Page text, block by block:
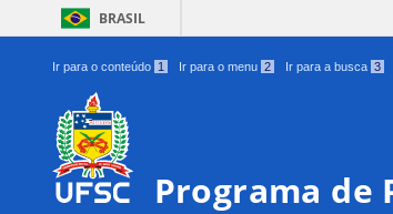
BRASIL
Ir para o conteúdo 1 Ir para o menu 2 Ir para a busca 3
Programa de